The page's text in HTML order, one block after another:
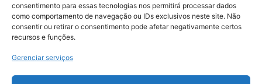
consentimento para essas tecnologias nos permitirá processar dados
como comportamento de navegação ou IDs exclusivos neste site. Não
consentir ou retirar o consentimento pode afetar negativamente certos
recursos e funções.
Gerenciar serviços
© 2026, Todos os direitos reservados | Desenvolvido por:
Digital Business| Hospedado por:NP Publicidade